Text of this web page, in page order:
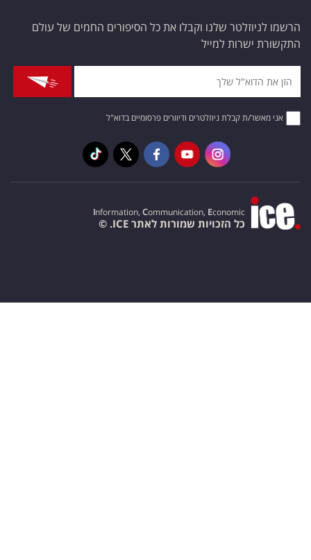
הרשמו לניוזלטר שלנו וקבלו את כל הסיפורים החמים של עולם
התקשורת ישרות למייל
אני מאשר/ת קבלת ניוזלטרים ודיוורים פרסומיים בדוא"ל
Information, Communication, Economic
כל הזכויות שמורות לאתר ICE. ©